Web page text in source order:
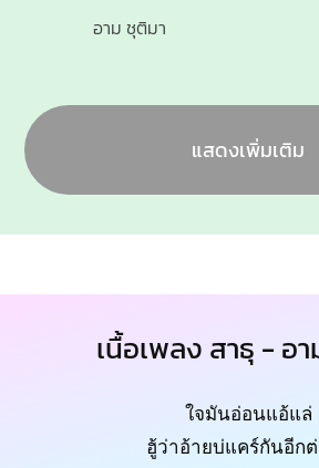
อาม ชุติมา
แสดงเพิ่มเติม
เนื้อเพลง สาธุ - อ
ใจมันอ่อนแอ้แล่
ฮู้ว่าอ้ายบ่แคร์กันอีก